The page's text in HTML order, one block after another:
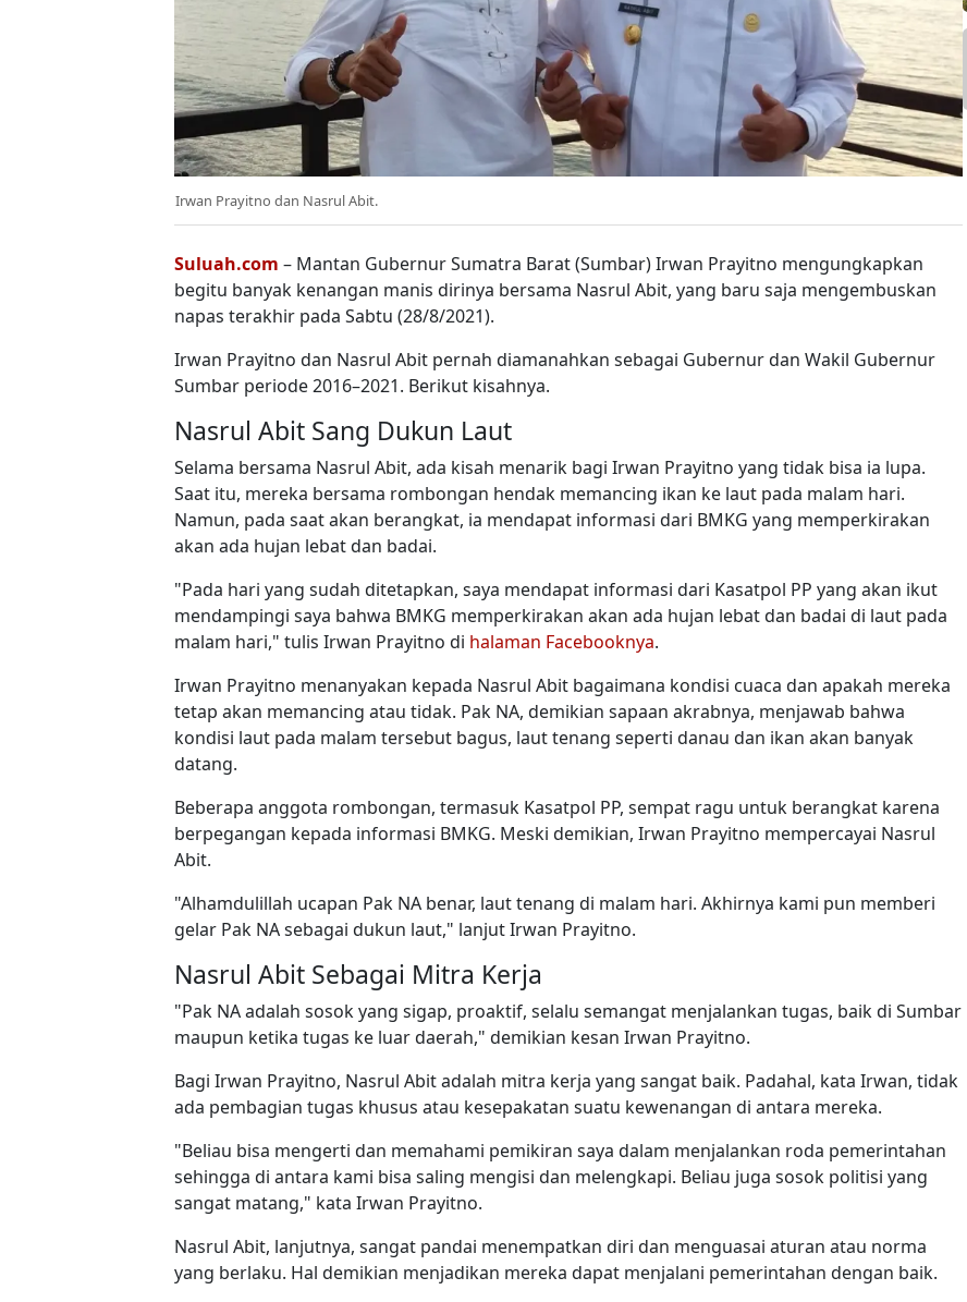
Irwan Prayitno dan Nasrul Abit.
Suluah.com – Mantan Gubernur Sumatra Barat (Sumbar) Irwan Prayitno mengungkapkan
begitu banyak kenangan manis dirinya bersama Nasrul Abit, yang baru saja mengembuskan
napas terakhir pada Sabtu (28/8/2021).
Irwan Prayitno dan Nasrul Abit pernah diamanahkan sebagai Gubernur dan Wakil Gubernur
Sumbar periode 2016–2021. Berikut kisahnya.
Nasrul Abit Sang Dukun Laut
Selama bersama Nasrul Abit, ada kisah menarik bagi Irwan Prayitno yang tidak bisa ia lupa.
Saat itu, mereka bersama rombongan hendak memancing ikan ke laut pada malam hari.
Namun, pada saat akan berangkat, ia mendapat informasi dari BMKG yang memperkirakan
akan ada hujan lebat dan badai.
"Pada hari yang sudah ditetapkan, saya mendapat informasi dari Kasatpol PP yang akan ikut
mendampingi saya bahwa BMKG memperkirakan akan ada hujan lebat dan badai di laut pada
malam hari," tulis Irwan Prayitno di halaman Facebooknya.
Irwan Prayitno menanyakan kepada Nasrul Abit bagaimana kondisi cuaca dan apakah mereka
tetap akan memancing atau tidak. Pak NA, demikian sapaan akrabnya, menjawab bahwa
kondisi laut pada malam tersebut bagus, laut tenang seperti danau dan ikan akan banyak
datang.
Beberapa anggota rombongan, termasuk Kasatpol PP, sempat ragu untuk berangkat karena
berpegangan kepada informasi BMKG. Meski demikian, Irwan Prayitno mempercayai Nasrul
Abit.
"Alhamdulillah ucapan Pak NA benar, laut tenang di malam hari. Akhirnya kami pun memberi
gelar Pak NA sebagai dukun laut," lanjut Irwan Prayitno.
Nasrul Abit Sebagai Mitra Kerja
"Pak NA adalah sosok yang sigap, proaktif, selalu semangat menjalankan tugas, baik di Sumbar
maupun ketika tugas ke luar daerah," demikian kesan Irwan Prayitno.
Bagi Irwan Prayitno, Nasrul Abit adalah mitra kerja yang sangat baik. Padahal, kata Irwan, tidak
ada pembagian tugas khusus atau kesepakatan suatu kewenangan di antara mereka.
"Beliau bisa mengerti dan memahami pemikiran saya dalam menjalankan roda pemerintahan
sehingga di antara kami bisa saling mengisi dan melengkapi. Beliau juga sosok politisi yang
sangat matang," kata Irwan Prayitno.
Nasrul Abit, lanjutnya, sangat pandai menempatkan diri dan menguasai aturan atau norma
yang berlaku. Hal demikian menjadikan mereka dapat menjalani pemerintahan dengan baik.